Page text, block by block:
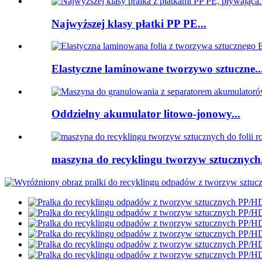
Najwyższej klasy płatki PP PE...
Elastyczne laminowane tworzywo
Oddzielny akumulator litowo-jonowy...
maszyna do recyklingu tworzyw